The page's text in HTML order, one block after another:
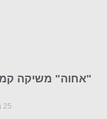
"אחוה" משיקה
25 ביוני 2026